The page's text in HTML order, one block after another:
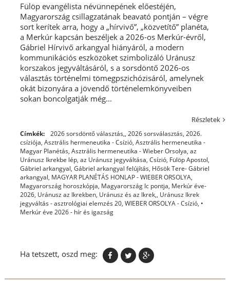
Fülöp evangélista névünnepének előestéjén,
Magyarország csillagzatának beavató pontján – végre
sort kerítek arra, hogy a „hírvivő”, „közvetítő” planéta,
a Merkúr kapcsán beszéljek a 2026-os Merkúr-évről,
Gábriel Hírvivő arkangyal hiányáról, a modern
kommunikációs eszközöket szimbolizáló Uránusz
korszakos jegyváltásáról, s a sorsdöntő 2026-os
választás történelmi tömegpszichózisáról, amelynek
okát bizonyára a jövendő történelemkönyveiben
sokan boncolgatják még...
Részletek
Címkék: 2026 sorsdöntő választás,, 2026 sorsválasztás, 2026.
csíziója, Asztrális hermeneutika - Csízió, Asztrális hermeneutika -
Magyar Planétás, Asztrális hermeneutika - Wieber Orsolya, az
Uránusz Ikrekbe lép, az Uránusz jegyváltása, Csízió, Fülöp Apostol,
Gábriel arkangyal, Gábriel arkangyal felújítás, Hősök Tere- Gábriel
arkangyal, MAGYAR PLANÉTÁS HONLAP - WIEBER ORSOLYA,
Magyarország horoszkópja, Magyarország Ic pontja, Merkúr éve-
2026, Uránusz az Ikrekben, Uránusz és az Ikrek,, Uránusz Ikrek
jegyváltás - asztrológiai elemzés 20, WIEBER ORSOLYA - Csízió, •
Merkúr éve 2026 - hír és igazság
Ha tetszett, oszd meg: